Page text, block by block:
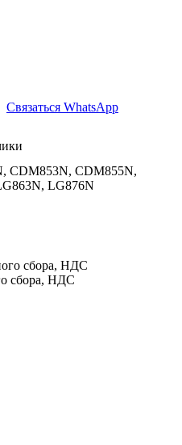
Связаться WhatsApp
CDM853N, CDM855N,
LG876N
сбора, НДС